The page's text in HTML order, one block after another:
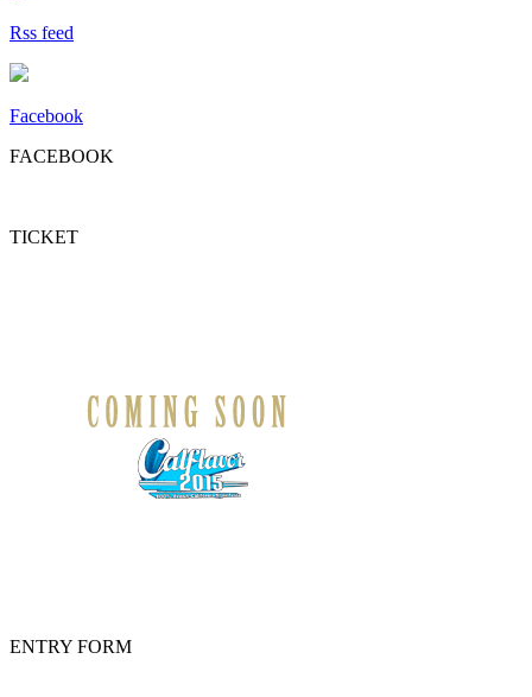
Rss feed
Facebook
FACEBOOK
TICKET
ENTRY FORM